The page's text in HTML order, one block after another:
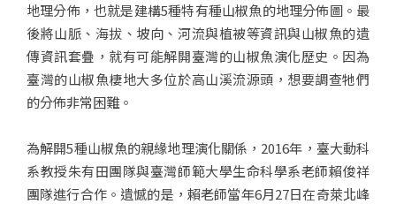
地理分佈，也就是建構5種特有種山椒魚的地理分佈圖。最
後將山脈、海拔、坡向、河流與植被等資訊與山椒魚的遺
傳資訊套疊，就有可能解開臺灣的山椒魚演化歷史。因為
臺灣的山椒魚棲地大多位於高山溪流源頭，想要調查牠們
的分佈非常困難。
為解開5種山椒魚的親緣地理演化關係，2016年，臺大動科
系教授朱有田團隊與臺灣師範大學生命科學系老師賴俊祥
團隊進行合作。遺憾的是，賴老師當年6月27日在奇萊北峰